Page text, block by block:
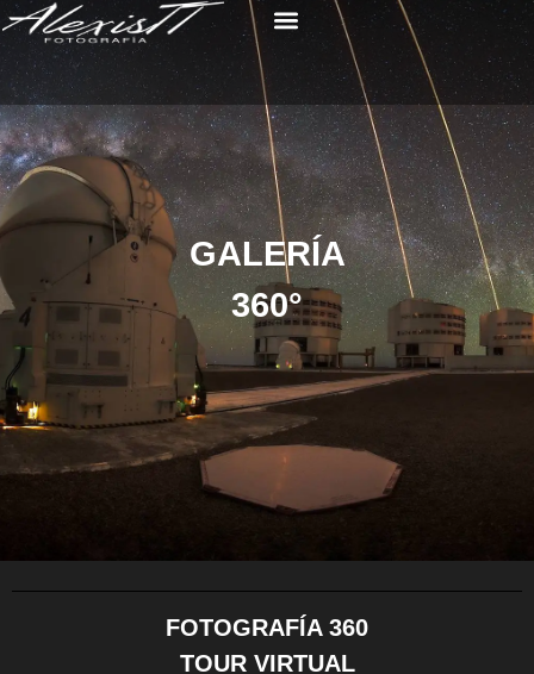
GALERÍA
360°
FOTOGRAFÍA 360
TOUR VIRTUAL